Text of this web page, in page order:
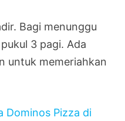
Bagi menunggu
3 pagi. Ada
untuk memeriahkan